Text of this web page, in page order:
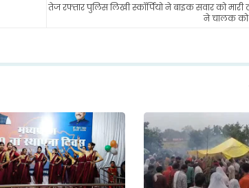
तेज रफ्तार पुलिस लिखी स्कॉर्पियो ने बाइक सवार को मारी
ने चालक को